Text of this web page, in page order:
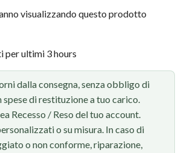
visualizzando questo prodotto
per ultimi 3 hours
dalla consegna, senza obbligo di
di restituzione a tuo carico.
Recesso / Reso del tuo account.
o su misura. In caso di
o non conforme, riparazione,